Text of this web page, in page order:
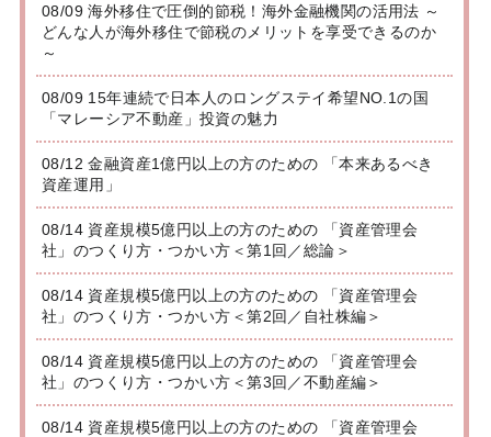
08/09 海外移住で圧倒的節税！海外金融機関の活用法 ～
どんな人が海外移住で節税のメリットを享受できるのか
～
08/09 15年連続で日本人のロングステイ希望NO.1の国
「マレーシア不動産」投資の魅力
08/12 金融資産1億円以上の方のための 「本来あるべき
資産運用」
08/14 資産規模5億円以上の方のための 「資産管理会
社」のつくり方・つかい方＜第1回／総論＞
08/14 資産規模5億円以上の方のための 「資産管理会
社」のつくり方・つかい方＜第2回／自社株編＞
08/14 資産規模5億円以上の方のための 「資産管理会
社」のつくり方・つかい方＜第3回／不動産編＞
08/14 資産規模5億円以上の方のための 「資産管理会